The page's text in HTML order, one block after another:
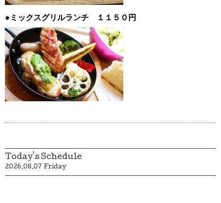
●ミックスグリルランチ １１５０円
Today's Schedule
2026.08.07 Friday